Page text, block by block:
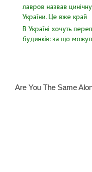
лавров нaзвав
Укpаїни. Цe вже кpай
В Україні хочуть
будинків: за що